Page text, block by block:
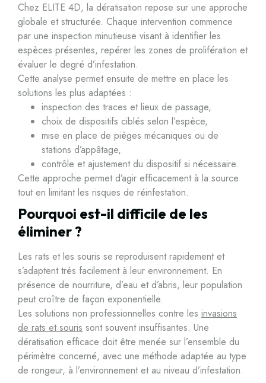
Chez ELITE 4D, la dératisation repose sur une approche
globale et structurée. Chaque intervention commence
par une inspection minutieuse visant à identifier les
espèces présentes, repérer les zones de prolifération et
évaluer le degré d’infestation.
Cette analyse permet ensuite de mettre en place les
solutions les plus adaptées :
inspection des traces et lieux de passage,
choix de dispositifs ciblés selon l’espèce,
mise en place de pièges mécaniques ou de
stations d’appâtage,
contrôle et ajustement du dispositif si nécessaire.
Cette approche permet d’agir efficacement à la source
tout en limitant les risques de réinfestation.
Pourquoi est-il difficile de les
éliminer ?
Les rats et les souris se reproduisent rapidement et
s’adaptent très facilement à leur environnement. En
présence de nourriture, d’eau et d’abris, leur population
peut croître de façon exponentielle.
Les solutions non professionnelles contre les invasions
de rats et souris sont souvent insuffisantes. Une
dératisation efficace doit être menée sur l’ensemble du
périmètre concerné, avec une méthode adaptée au type
de rongeur, à l’environnement et au niveau d’infestation.